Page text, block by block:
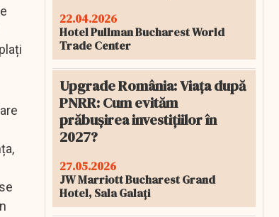
22.04.2026
Hotel Pullman Bucharest World
Trade Center
Upgrade România: Viața după
PNRR: Cum evităm
prăbușirea investițiilor în
2027?
27.05.2026
JW Marriott Bucharest Grand
Hotel, Sala Galați